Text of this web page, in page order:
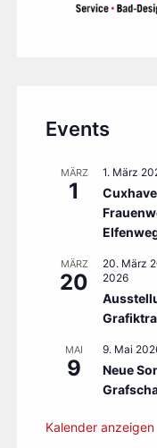
Events
MÄRZ
1
1. März
MÄRZ
20
20. März
2026
MAI
9
9. Mai
Neue
Kalender anzeigen